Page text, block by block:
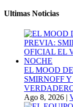
Ultimas Noticias
EL MOOD
SMIRNOFF
Ago 8, 2026 |